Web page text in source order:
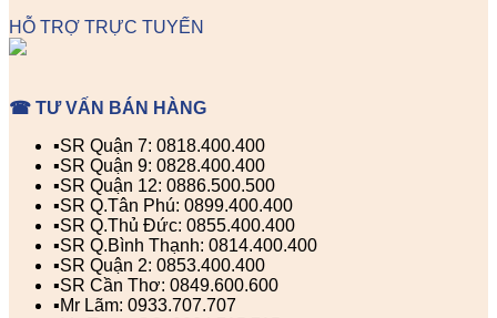
HỖ TRỢ TRỰC TUYẾN
☎ TƯ VẤN BÁN HÀNG
▪️SR Quận 7: 0818.400.400
▪️SR Quận 9: 0828.400.400
▪️SR Quận 12: 0886.500.500
▪️SR Q.Tân Phú: 0899.400.400
▪️SR Q.Thủ Đức: 0855.400.400
▪️SR Q.Bình Thạnh: 0814.400.400
▪️SR Quận 2: 0853.400.400
▪️SR Cần Thơ: 0849.600.600
▪️Mr Lãm: 0933.707.707